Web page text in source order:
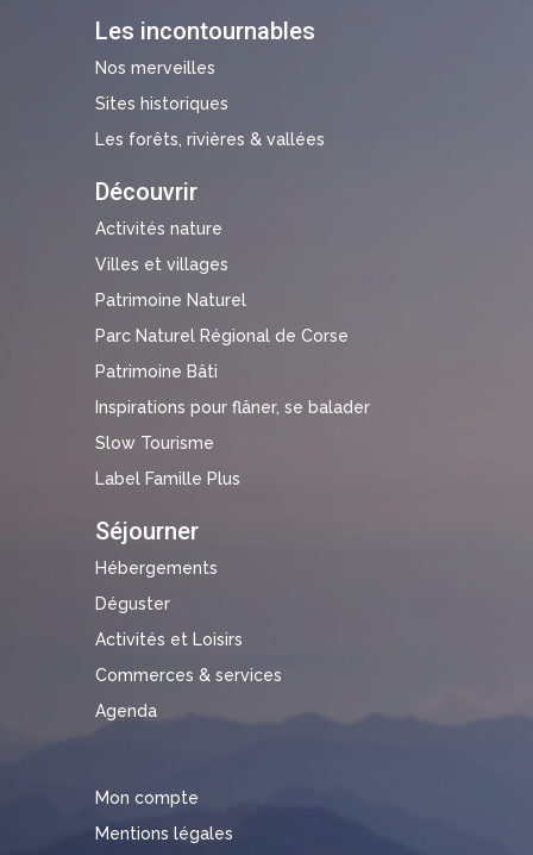
Les incontournables
Nos merveilles
Sites historiques
Les forêts, rivières & vallées
Découvrir
Activités nature
Villes et villages
Patrimoine Naturel
Parc Naturel Régional de Corse
Patrimoine Bâti
Inspirations pour flâner, se balader
Slow Tourisme
Label Famille Plus
Séjourner
Hébergements
Déguster
Activités et Loisirs
Commerces & services
Agenda
Mon compte
Mentions légales